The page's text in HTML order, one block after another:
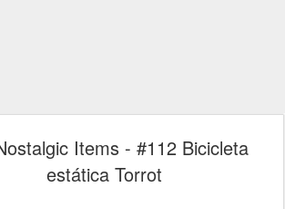
Items - #112 Bicicleta
estática Torrot